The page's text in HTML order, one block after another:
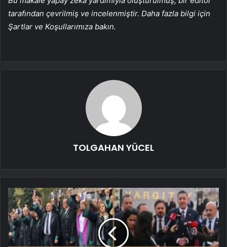
tarafından çevrilmiş ve incelenmiştir. Daha fazla bilgi için
Şartlar ve Koşullarımıza bakın.
TOLGAHAN YÜCEL